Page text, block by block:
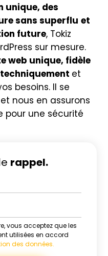
unique, des
sans superflu et
future, Tokiz
sur mesure.
web unique, fidèle
et
besoins. Il se
nous en assurons
pour une sécurité
rappel.
vous acceptez que les
utilisées en accord
des données.